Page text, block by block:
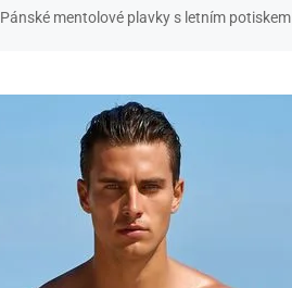
Pánské mentolové plavky s letním potiskem